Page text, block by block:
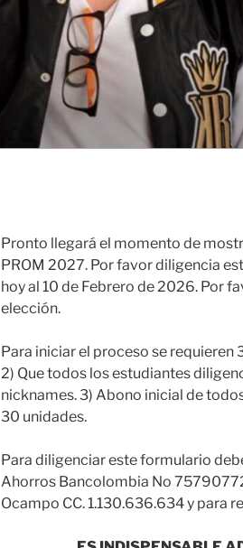
Pronto llegará el momento de
PROM 2027. Por favor diligencia
hoy al 10 de Febrero de 2026. Por
elección.
Para iniciar el proceso se requieren
2) Que todos los estudiantes
nicknames. 3) Abono inicial de
30 unidades.
Para diligenciar este formulario
Ahorros Bancolombia No
Ocampo CC.